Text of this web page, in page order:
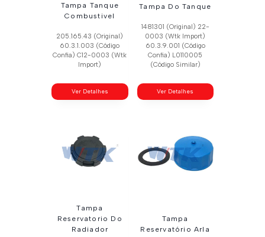
Tampa Tanque
Combustivel
205.165.43 (Original)
60.3.1.003 (Código
Confia) C12-0003 (Wtk
Import)
Ver Detalhes
Tampa Do Tanque
1481301 (Original) 22-
0003 (Wtk Import)
60.3.9.001 (Código
Confia) L0110005
(Código Similar)
Ver Detalhes
Tampa
Reservatorio Do
Radiador
Tampa
Reservatório Arla